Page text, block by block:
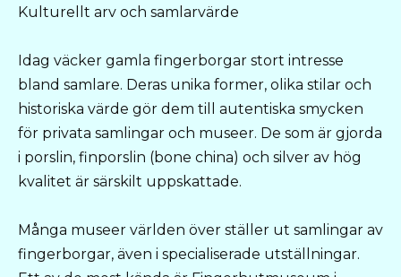
Kulturellt arv och samlarvärde
Idag väcker gamla fingerborgar stort intresse
bland samlare. Deras unika former, olika stilar och
historiska värde gör dem till autentiska smycken
för privata samlingar och museer. De som är gjorda
i porslin, finporslin (bone china) och silver av hög
kvalitet är särskilt uppskattade.
Många museer världen över ställer ut samlingar av
fingerborgar, även i specialiserade utställningar.